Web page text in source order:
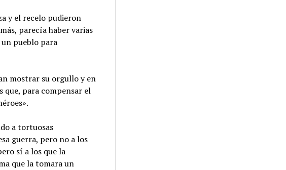
y el recelo pudieron
parecía haber varias
pueblo para
mostrar su orgullo y en
que, para compensar el
a tortuosas
guerra, pero no a los
sí a los que la
que la tomara un